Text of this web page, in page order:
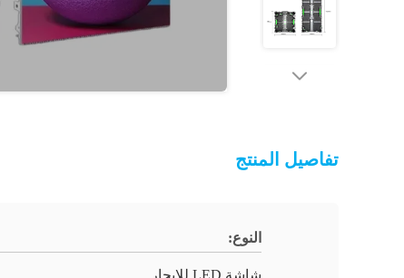
تفاصيل المنتج
النوع:
شاشة LED للإيجار